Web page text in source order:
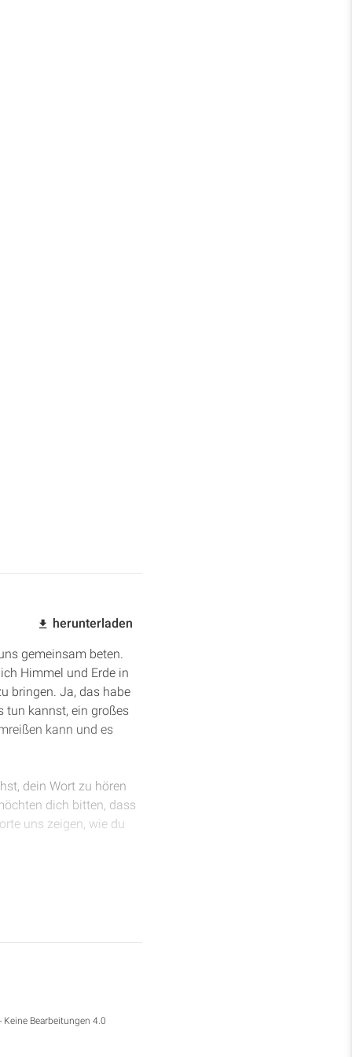
herunterladen
gemeinsam beten.
Himmel und Erde in
bringen. Ja, das habe
tun kannst, ein großes
kann und es
dein Wort zu hören
dich bitten, dass
uns zeigen, wie du
gekehrt haben,
ja geschehen muss,
Bearbeitungen 4.0